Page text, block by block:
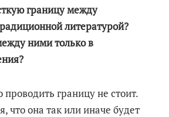
границу между
литературой?
ними только в
проводить границу не стоит.
что она так или иначе будет